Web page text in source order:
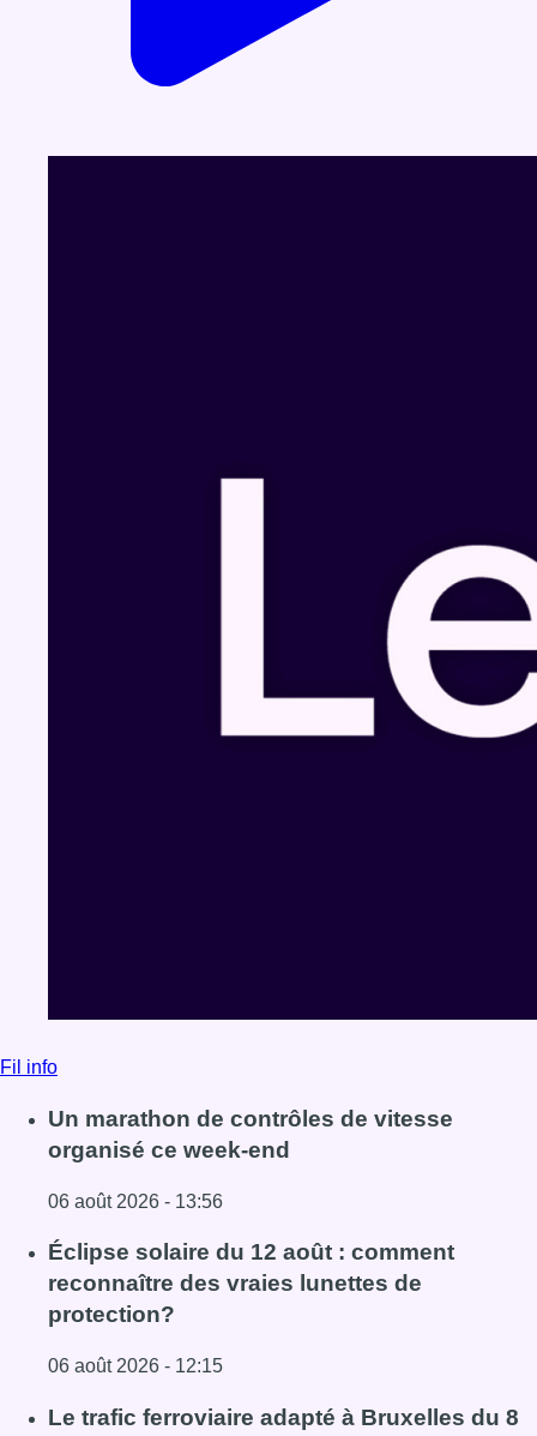
Fil info
Un marathon de contrôles de vitesse
organisé ce week-end
06 août 2026 - 13:56
Lire l'article Un marathon de contrôles de vitesse
Éclipse solaire du 12 août : comment
reconnaître des vraies lunettes de
protection?
06 août 2026 - 12:15
Lire l'article Éclipse solaire du 12 août : comment
Le trafic ferroviaire adapté à Bruxelles du 8